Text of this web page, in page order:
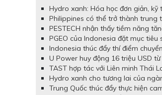
Hydro xanh: Hóa học đơn giản,
Philippines có thể trở thành trung
PESTECH nhận thấy tiềm năng
PGEO của Indonesia đặt mục
Indonesia thúc đẩy thí điểm
U Power huy động 16 triệu USD
TAST hợp tác với Liên minh Thái
Hydro xanh cho tương lai của
Trung Quốc thúc đẩy thực hiện